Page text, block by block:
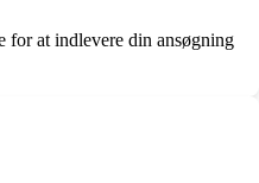
for at indlevere din ansøgning